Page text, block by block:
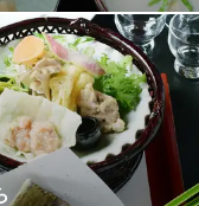
も『三嶋寿司』の魅
しみいただけます。
ャルランチです。内
容でご提供しており
すすめです。